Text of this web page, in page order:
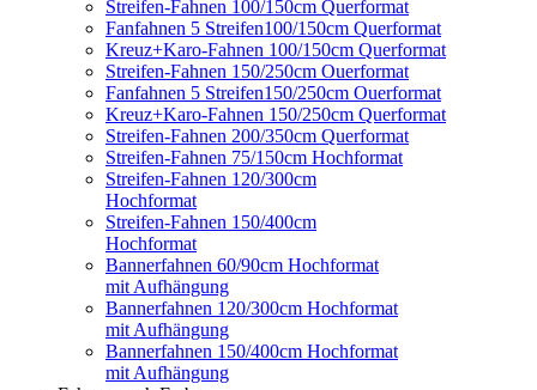
Streifen-Fahnen 100/150cm Querformat
Fanfahnen 5 Streifen100/150cm Querformat
Kreuz+Karo-Fahnen 100/150cm Querformat
Streifen-Fahnen 150/250cm Ouerformat
Fanfahnen 5 Streifen150/250cm Ouerformat
Kreuz+Karo-Fahnen 150/250cm Querformat
Streifen-Fahnen 200/350cm Querformat
Streifen-Fahnen 75/150cm Hochformat
Streifen-Fahnen 120/300cm
Hochformat
Streifen-Fahnen 150/400cm
Hochformat
Bannerfahnen 60/90cm Hochformat
mit Aufhängung
Bannerfahnen 120/300cm Hochformat
mit Aufhängung
Bannerfahnen 150/400cm Hochformat
mit Aufhängung